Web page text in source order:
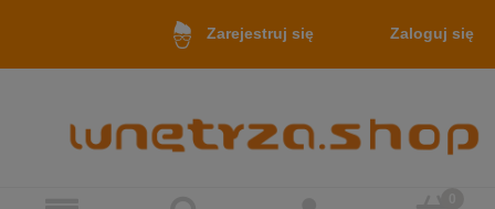
Zarejestruj się Zaloguj się